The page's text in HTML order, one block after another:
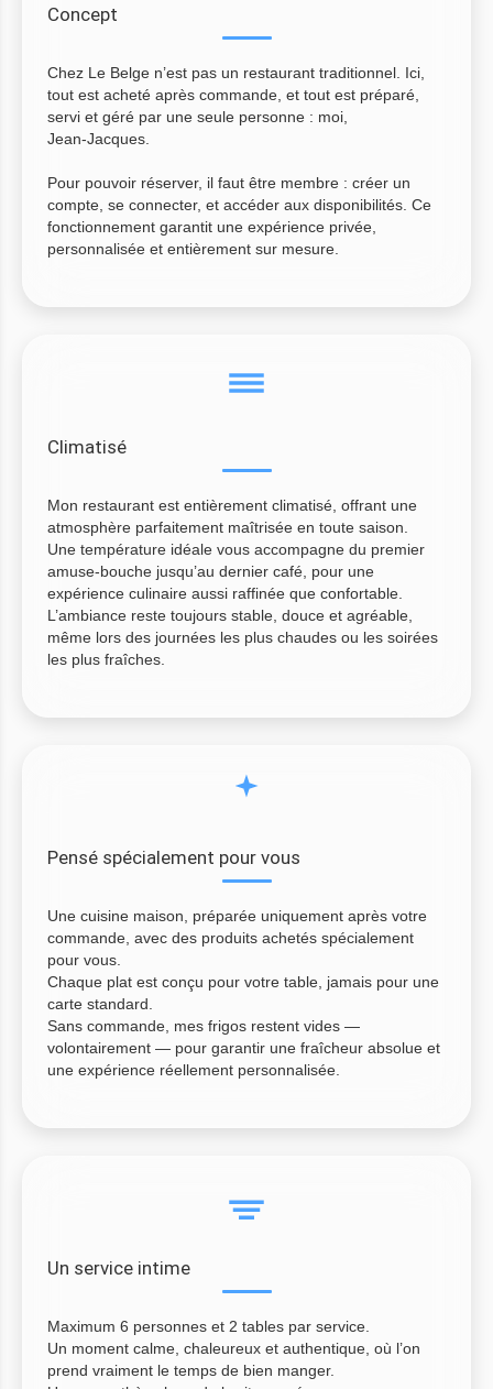
Concept
Chez Le Belge n’est pas un restaurant traditionnel. Ici,
tout est acheté après commande, et tout est préparé,
servi et géré par une seule personne : moi,
Jean‑Jacques.
Pour pouvoir réserver, il faut être membre : créer un
compte, se connecter, et accéder aux disponibilités. Ce
fonctionnement garantit une expérience privée,
personnalisée et entièrement sur mesure.
Climatisé
Mon restaurant est entièrement climatisé, offrant une
atmosphère parfaitement maîtrisée en toute saison.
Une température idéale vous accompagne du premier
amuse‑bouche jusqu’au dernier café, pour une
expérience culinaire aussi raffinée que confortable.
L’ambiance reste toujours stable, douce et agréable,
même lors des journées les plus chaudes ou les soirées
les plus fraîches.
Pensé spécialement pour vous
Une cuisine maison, préparée uniquement après votre
commande, avec des produits achetés spécialement
pour vous.
Chaque plat est conçu pour votre table, jamais pour une
carte standard.
Sans commande, mes frigos restent vides —
volontairement — pour garantir une fraîcheur absolue et
une expérience réellement personnalisée.
Un service intime
Maximum 6 personnes et 2 tables par service.
Un moment calme, chaleureux et authentique, où l’on
prend vraiment le temps de bien manger.